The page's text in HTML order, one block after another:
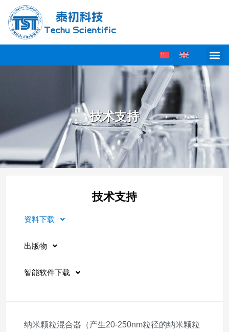
技术支持
技术支持
资料下载
出版物
智能软件下载
纳米颗粒混合器（产生20-250nm粒径的纳米颗粒